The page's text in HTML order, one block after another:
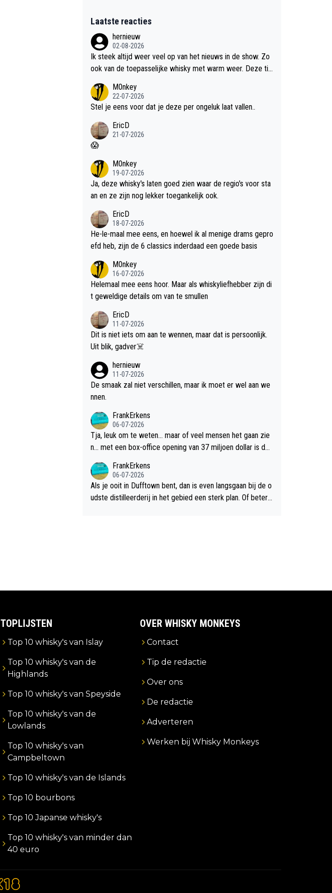
Laatste reacties
hernieuw
02-08-2026
Ik steek altijd weer veel op van het nieuws in de show. Zo
ook van de toepasselijke whisky met warm weer. Deze tip
M0nkey
22-07-2026
Stel je eens voor dat je deze per ongeluk laat vallen..
EricD
21-07-2026
😱
M0nkey
19-07-2026
Ja, deze whisky's laten goed zien waar de regio's voor sta
an en ze zijn nog lekker toegankelijk ook.
EricD
18-07-2026
He-le-maal mee eens, en hoewel ik al menige drams gepro
efd heb, zijn de 6 classics inderdaad een goede basis
M0nkey
16-07-2026
Helemaal mee eens hoor. Maar als whiskyliefhebber zijn di
t geweldige details om van te smullen
EricD
11-07-2026
Dit is niet iets om aan te wennen, maar dat is persoonlijk.
Uit blik, gadver☠️
hernieuw
11-07-2026
De smaak zal niet verschillen, maar ik moet er wel aan we
nnen.
FrankErkens
06-07-2026
Tja, leuk om te weten... maar of veel mensen het gaan zie
n... met een box-office opening van 37 miljoen dollar is de
FrankErkens
06-07-2026
Als je ooit in Dufftown bent, dan is even langsgaan bij de o
udste distilleerderij in het gebied een sterk plan. Of beter n
TOPLIJSTEN
Top 10 whisky's van Islay
Top 10 whisky's van de
Highlands
Top 10 whisky's van Speyside
Top 10 whisky's van de
Lowlands
Top 10 whisky's van
Campbeltown
Top 10 whisky's van de Islands
Top 10 bourbons
Top 10 Japanse whisky's
Top 10 whisky's van minder dan
40 euro
OVER WHISKY MONKEYS
Contact
Tip de redactie
Over ons
De redactie
Adverteren
Werken bij Whisky Monkeys